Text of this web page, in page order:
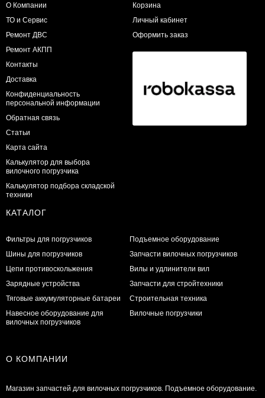
О Компании
ТО и Сервис
​Ремонт ДВС
Ремонт АКПП
Контакты
Доставка
Конфиденциальность
персональной информации
Обратная связь
Статьи
Карта сайта
Калькулятор для выбора
вилочного погрузчика
Калькулятор подбора складской
техники
Корзина
Личный кабинет
Оформить заказ
КАТАЛОГ
Фильтры для погрузчиков
Шины для погрузчиков
Цепи противоскольжения
Зарядные устройства
Тяговые аккумуляторные батареи
Навесное оборудование для
вилочных погрузчиков
Подъемное оборудование
Запчасти вилочных погрузчиков
Вилы и удлинители вил
Запчасти для стройтехники
Строительная техника
Вилочные погрузчики
О КОМПАНИИ
Магазин запчастей для вилочных погрузчиков. Подъемное оборудование.